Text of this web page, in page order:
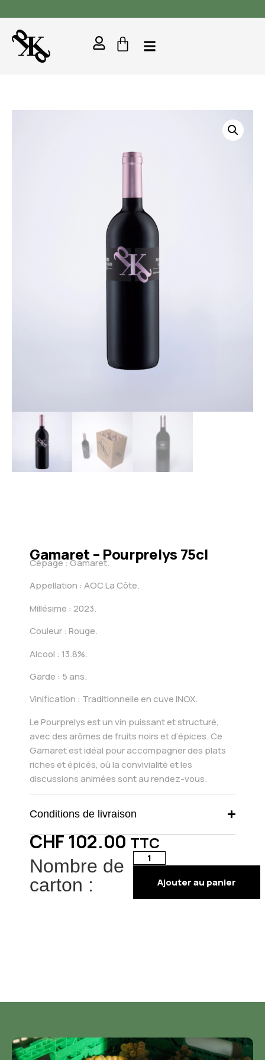
Gamaret – Pourprelys 75cl
Cépage : Gamaret.
Appellation : AOC La Côte.
Millésime : 2023.
Couleur : Rouge.
Alcool : 13.8%.
Garde : 5 ans.
Vinification : Traditionnelle en cuve INOX.
Le Pourprelys est un vin puissant et structuré,
avec des arômes de fruits noirs et d’épices. Ce
Gamaret est idéal pour accompagner des plats
riches et épicés, où la convivialité et les
discussions animées sont au rendez-vous.
Conditions de livraison
CHF102.00 TTC
Nombre de
carton :
Ajouter au panier